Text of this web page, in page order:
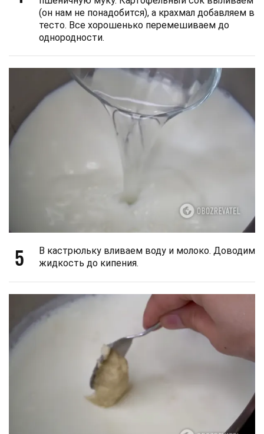
(он нам не понадобится), а крахмал добавляем в
тесто. Все хорошенько перемешиваем до
однородности.
5
В кастрюльку вливаем воду и молоко. Доводим
жидкость до кипения.